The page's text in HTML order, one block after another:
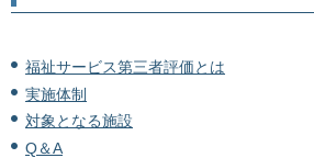
福祉サービス第三者評価とは
実施体制
対象となる施設
Q＆A